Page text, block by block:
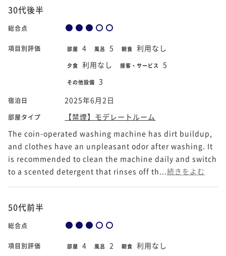
30代後半
総合点
項目別評価 部屋 4 風呂 5 朝食 利用なし
夕食 利用なし 接客・サービス 5
その他設備 3
宿泊日 2025年6月2日
部屋タイプ
【禁煙】モデレートルーム
The coin-operated washing machine has dirt buildup,
and clothes have an unpleasant odor after washing. It
is recommended to clean the machine daily and switch
to a scented detergent that rinses off th... 続きをよむ
50代前半
総合点
項目別評価 部屋 4 風呂 2 朝食 利用なし